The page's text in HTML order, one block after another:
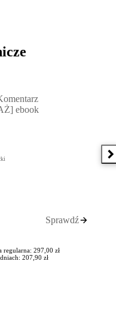
ebook
Sprawdź
regularna: 297,00 zł
207,90 zł